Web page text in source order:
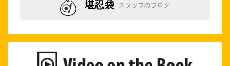
堪忍袋 スタッフのブログ